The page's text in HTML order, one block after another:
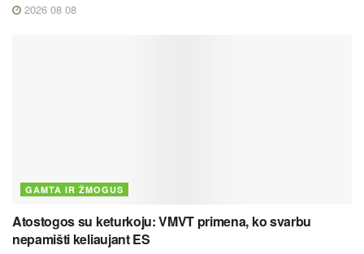
2026 08 08
GAMTA IR ŽMOGUS
Atostogos su keturkoju: VMVT primena, ko svarbu
nepamišti keliaujant ES